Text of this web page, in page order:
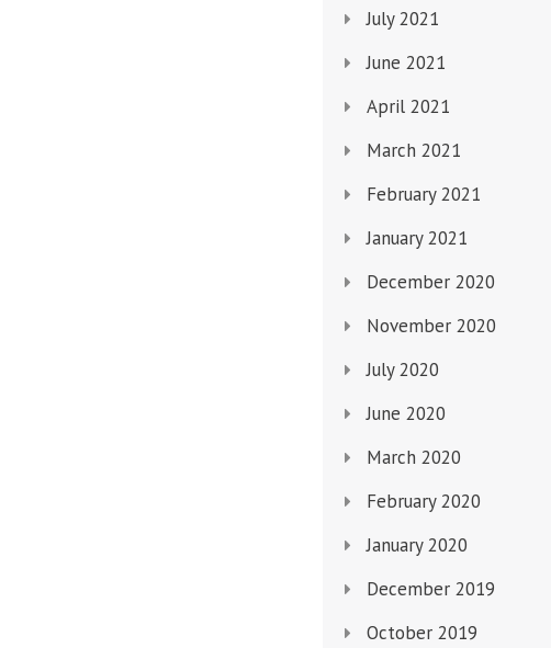
July 2021
June 2021
April 2021
March 2021
February 2021
January 2021
December 2020
November 2020
July 2020
June 2020
March 2020
February 2020
January 2020
December 2019
October 2019